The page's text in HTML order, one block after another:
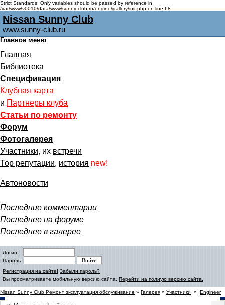
Strict Standards: Only variables should be passed by reference in
/var/www/v0010/data/www/sunny-club.ru/engine/gallery/init.php on line 68
Nissan Sunny Club
www.sunny-club.ru
Главное меню
Главная
Библиотека
Спецификация
Клубная карта
и Партнеры клуба
Статьи по ремонту
Форум
Фотогалерея
Участники, их встречи
Тор репутации, история new!
Автоновости
Последние комментарии
Последнее на форуме
Последнее в галерее
Логин:
Пароль:
Регистрация на сайте! Забыли пароль?
Вы просматриваете мобильную версию сайта. Перейти на полную версию сайта.
Nissan Sunny Club Ремонт эксплуатация обслуживание » Галерея » Участники » Engineer